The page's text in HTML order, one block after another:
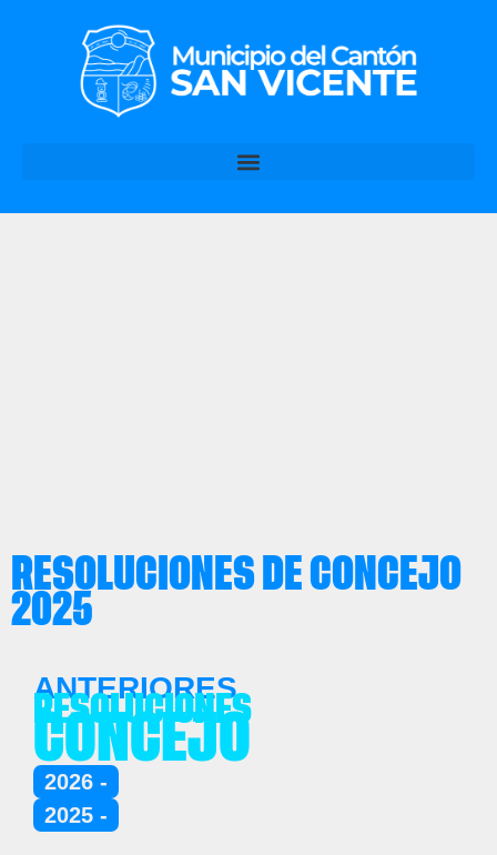
RESOLUCIONES DE CONCEJO
2025
ANTERIORES
RESOLUCIONES
CONCEJO
2026 -
2025 -